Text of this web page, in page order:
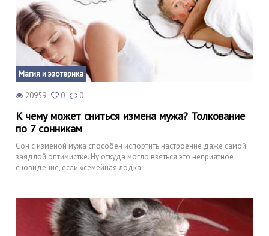
Магия и эзотерика
20959 0 0
К чему может сниться измена мужа? Толкование
по 7 сонникам
Сон с изменой мужа способен испортить настроение даже самой
заядлой оптимистке. Ну откуда могло взяться это неприятное
сновидение, если «семейная лодка